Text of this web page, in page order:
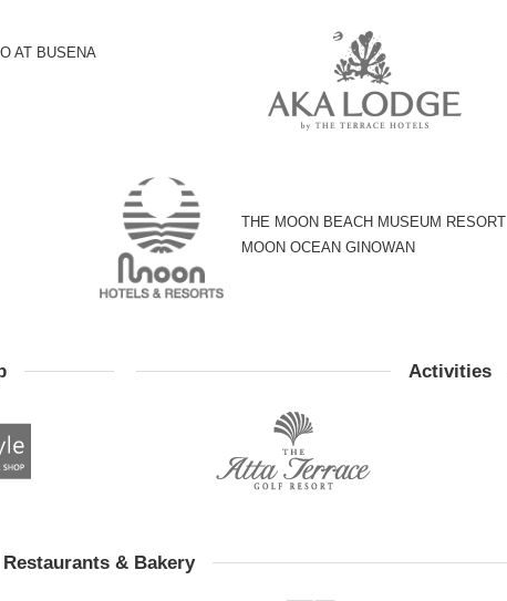
AT BUSENA
THE MOON BEACH MUSEUM RESORT
MOON OCEAN GINOWAN
Activities
Restaurants & Bakery